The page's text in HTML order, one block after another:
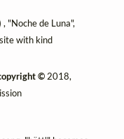
"Noche de Luna",
with kind
© 2018,